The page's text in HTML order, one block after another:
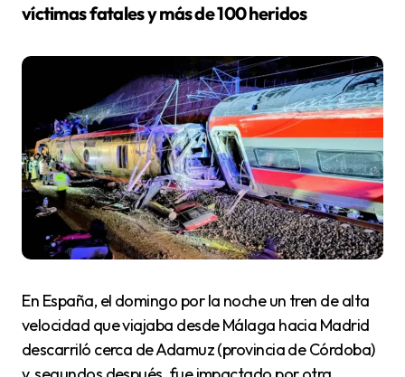
víctimas fatales y más de 100 heridos
En España, el domingo por la noche un tren de alta
velocidad que viajaba desde Málaga hacia Madrid
descarriló cerca de Adamuz (provincia de Córdoba)